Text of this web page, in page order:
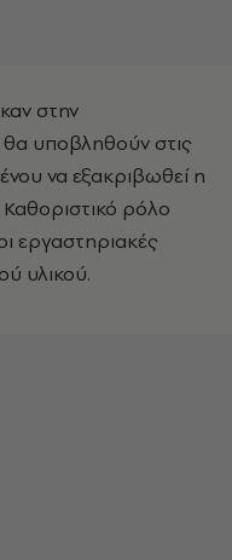
στην
θα υποβληθούν στις
να εξακριβωθεί η
ρόλο
εργαστηριακές
υλικού.